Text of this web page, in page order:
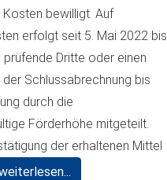
bewilligt. Auf
erfolgt seit 5. Mai 2022 bis
Dritte oder einen
Schlussabrechnung bis
durch die
Förderhöhe mitgeteilt.
der erhaltenen Mittel